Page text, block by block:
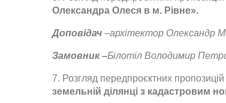
Олександра Олеся в м. Рівне».
Доповідач –архітектор Олександр
Замовник –Білотіл Володимир
7. Розгляд передпроєктних пропозицій
земельній ділянці з кадастровим